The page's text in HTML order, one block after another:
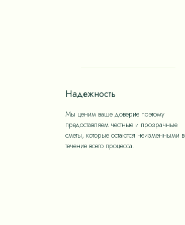
Надежность
Мы ценим ваше доверие поэтому
предоставляем честные и прозрачные
сметы, которые остаются неизменными в
течение всего процесса.